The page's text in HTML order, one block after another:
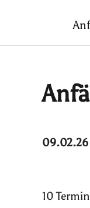
09.02.26
10